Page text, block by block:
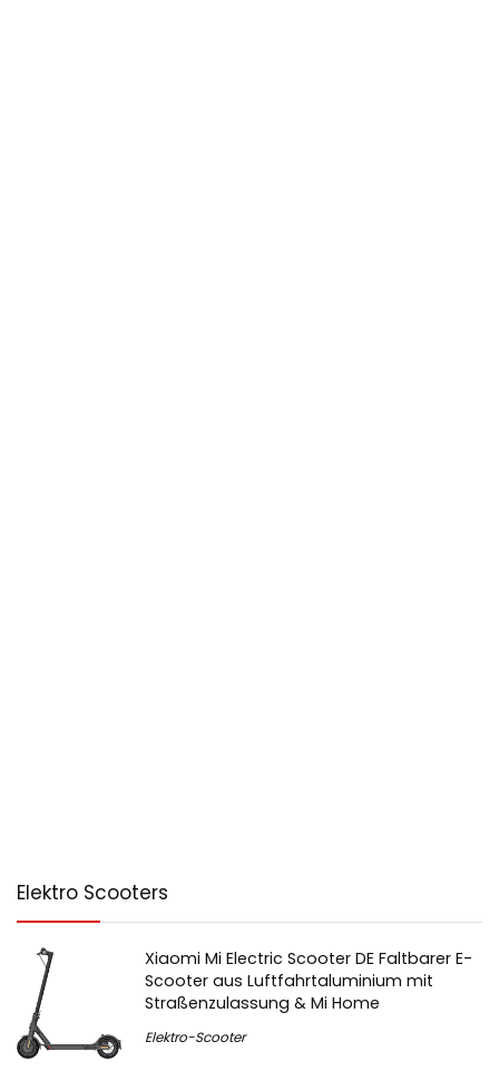
Elektro Scooters
Xiaomi Mi Electric Scooter DE Faltbarer E-
Scooter aus Luftfahrtaluminium mit
Straßenzulassung & Mi Home
Elektro-Scooter